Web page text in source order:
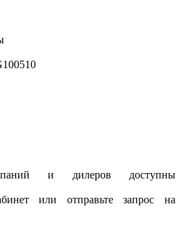
и дилеров доступны
или отправьте запрос на